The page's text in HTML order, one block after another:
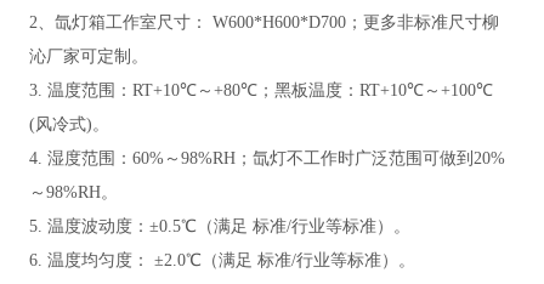
2、 氙灯箱工作室尺寸：
W600*H600*D700；更多非标准尺寸柳
沁厂家可定制。
3. 温度范围：RT+10℃～+80℃；黑板温度：RT+10℃～+100℃
( 风冷式)。
4. 湿度范围： 60%～98%RH；氙灯不工作时广泛范围可做到 20%
～98%RH。
5. 温度波动度：±0.5℃（满足 标准/行业等标准） 。
6. 温度均匀度： ±2.0℃（满足 标准/行业等标准） 。